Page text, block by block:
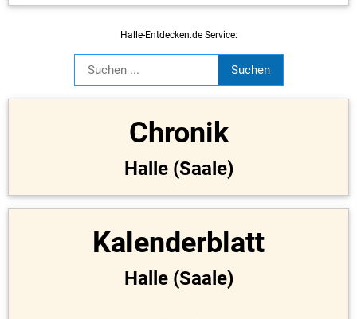
Halle-Entdecken.de Service:
Chronik
Halle (Saale)
Kalenderblatt
Halle (Saale)